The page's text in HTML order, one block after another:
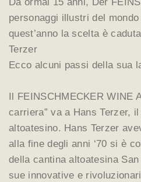
personaggi illustri del
quest’anno la scelta è
Terzer
Ecco alcuni passi della sua
Il FEINSCHMECKER WINE
carriera” va a Hans Terzer,
altoatesino. Hans Terzer
alla fine degli anni ‘70 si è
della cantina altoatesina
sue innovative e